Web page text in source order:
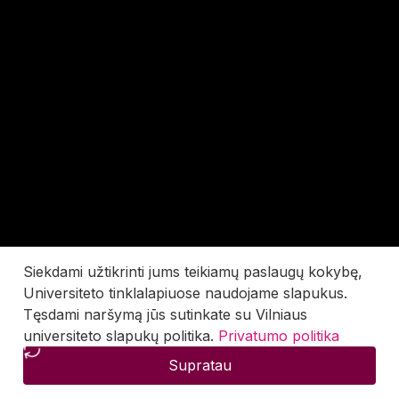
Siekdami užtikrinti jums teikiamų paslaugų kokybę,
Universiteto tinklalapiuose naudojame slapukus.
Tęsdami naršymą jūs sutinkate su Vilniaus
universiteto slapukų politika. Privatumo politika
Supratau